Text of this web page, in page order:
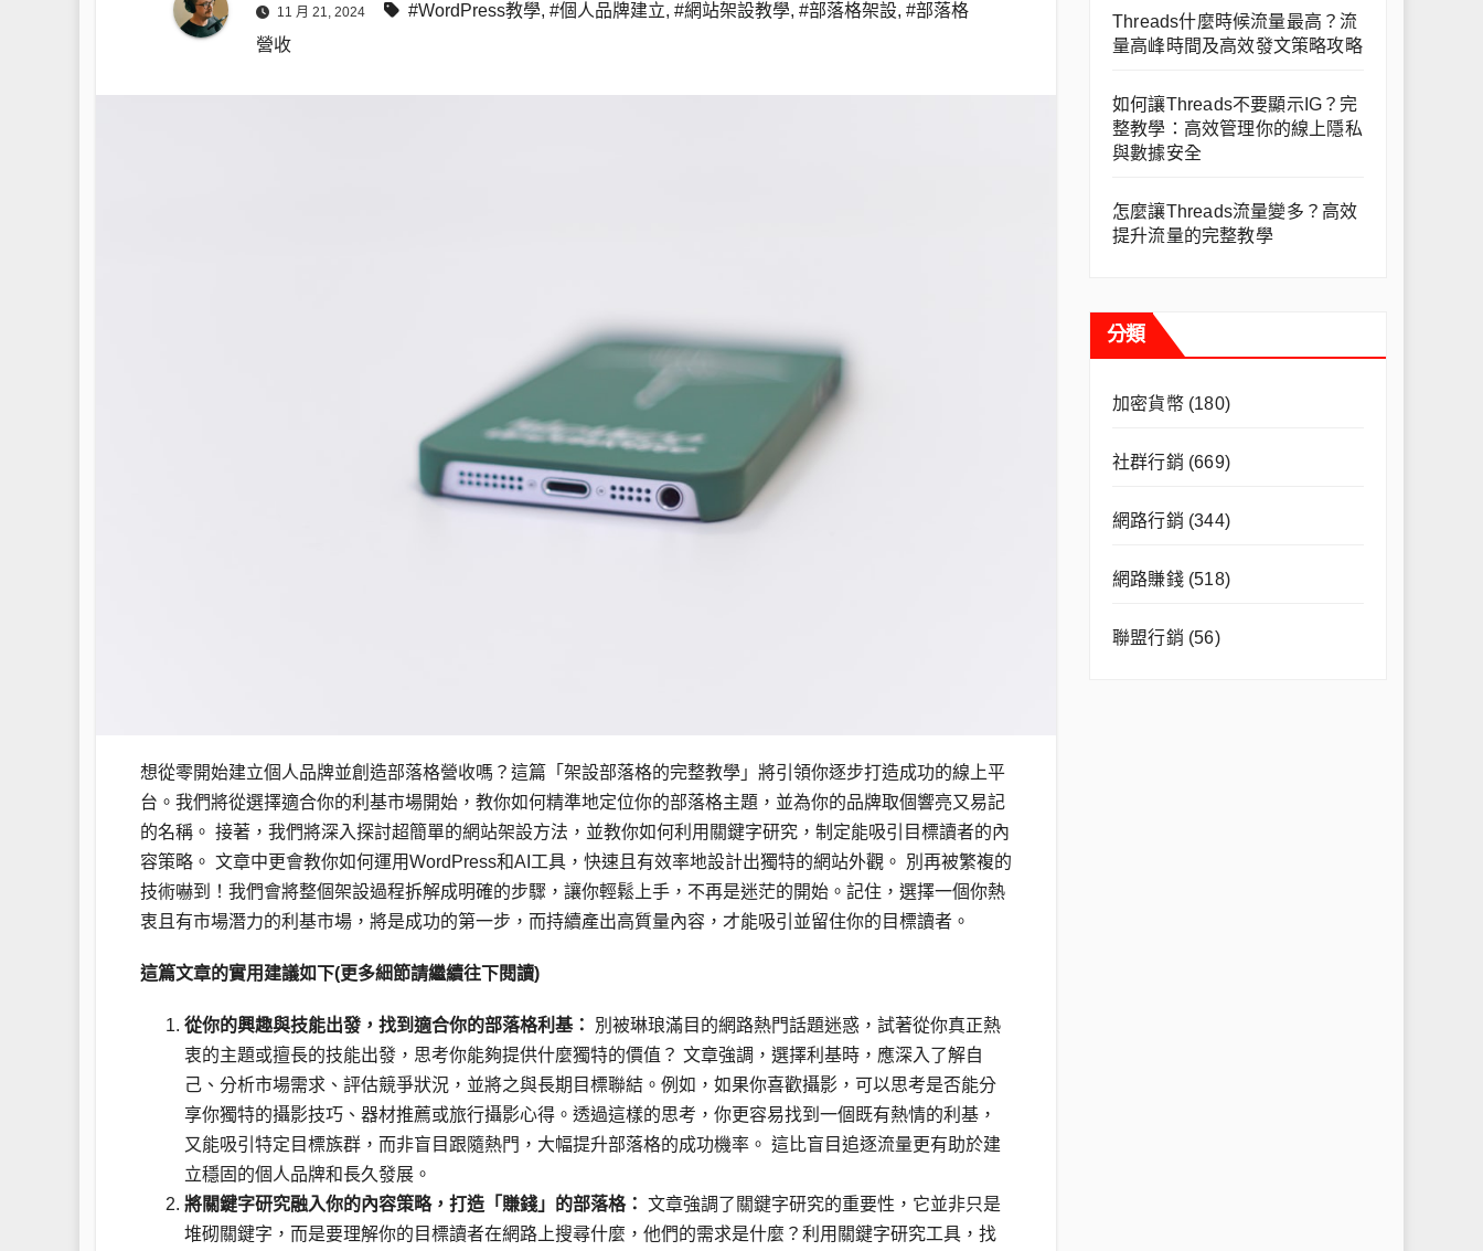
11 月 21, 2024 #WordPress教學, #個人品牌建立, #網站架設教學, #部落格架設, #部落格
營收
想從零開始建立個人品牌並創造部落格營收嗎？這篇「架設部落格的完整教學」將引領你逐步打造成功的線上平
台。我們將從選擇適合你的利基市場開始，教你如何精準地定位你的部落格主題，並為你的品牌取個響亮又易記
的名稱。 接著，我們將深入探討超簡單的網站架設方法，並教你如何利用關鍵字研究，制定能吸引目標讀者的內
容策略。 文章中更會教你如何運用WordPress和AI工具，快速且有效率地設計出獨特的網站外觀。 別再被繁複的
技術嚇到！我們會將整個架設過程拆解成明確的步驟，讓你輕鬆上手，不再是迷茫的開始。記住，選擇一個你熱
衷且有市場潛力的利基市場，將是成功的第一步，而持續產出高質量內容，才能吸引並留住你的目標讀者。
這篇文章的實用建議如下(更多細節請繼續往下閱讀)
從你的興趣與技能出發，找到適合你的部落格利基：
別被琳琅滿目的網路熱門話題迷惑，試著從你真正熱
衷的主題或擅長的技能出發，思考你能夠提供什麼獨特的價值？ 文章強調，選擇利基時，應深入了解自
己、分析市場需求、評估競爭狀況，並將之與長期目標聯結。例如，如果你喜歡攝影，可以思考是否能分
享你獨特的攝影技巧、器材推薦或旅行攝影心得。透過這樣的思考，你更容易找到一個既有熱情的利基，
又能吸引特定目標族群，而非盲目跟隨熱門，大幅提升部落格的成功機率。 這比盲目追逐流量更有助於建
立穩固的個人品牌和長久發展。
將關鍵字研究融入你的內容策略，打造「賺錢」的部落格： 文章強調了關鍵字研究的重要性，它並非只是
堆砌關鍵字，而是要理解你的目標讀者在網路上搜尋什麼，他們的需求是什麼？利用關鍵字研究工具，找
Threads什麼時候流量最高？流
量高峰時間及高效發文策略攻略
如何讓Threads不要顯示IG？完
整教學：高效管理你的線上隱私
與數據安全
怎麼讓Threads流量變多？高效
提升流量的完整教學
分類
加密貨幣(180)
社群行銷 (669)
網路行銷 (344)
網路賺錢(518)
聯盟行銷 (56)